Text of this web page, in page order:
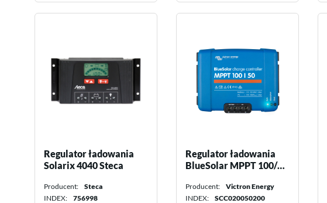
Regulator ładowania
Solarix 4040 Steca
Producent:
Steca
INDEX:
756998
Regulator ładowania
BlueSolar MPPT 100/50
Producent:
Victron Energy
INDEX:
SCC020050200